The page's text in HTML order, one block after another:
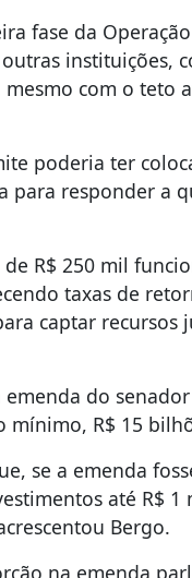
fase da
instituições,
com o teto
poderia ter
para responder a
R$ 250 mil
taxas de
captar
emenda do
mínimo, R$ 15
se a emenda
até R$
Bergo.
na emenda